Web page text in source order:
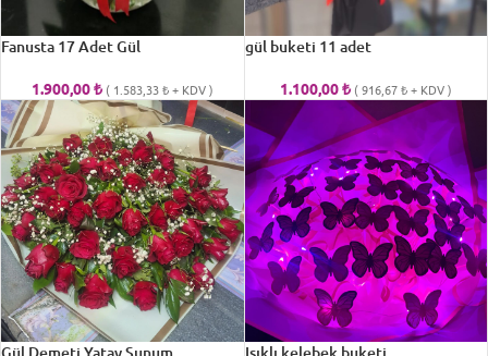
Fanusta 17 Adet Gül
1.900,00₺ ( 1.583,33₺+ KDV )
gül buketi 11 adet
1.100,00₺ (916,67₺+ KDV )